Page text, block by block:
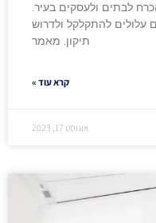
לבתים ולעסקים בעיר.
עלולים להתקלקל ולדרוש
תיקון. מאמר
קרא עוד »
אוגוסט 17, 2023